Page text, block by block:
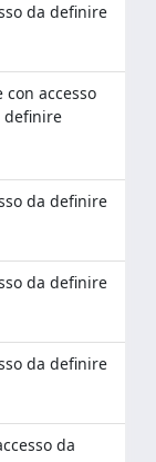
da definire
con accesso
definire
da definire
da definire
da definire
da